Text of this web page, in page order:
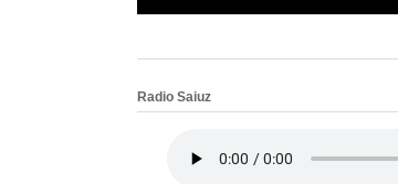
Radio Saiuz